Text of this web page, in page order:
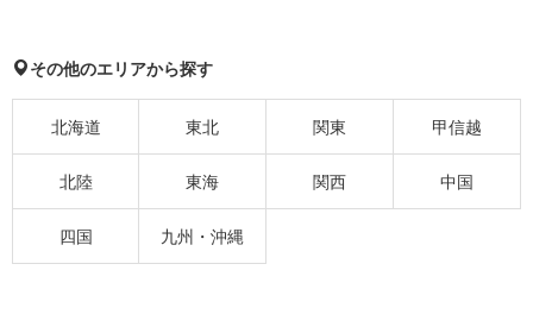
その他のエリアから探す
北海道 東北 関東 甲信越
北陸 東海 関西 中国
四国 九州・沖縄